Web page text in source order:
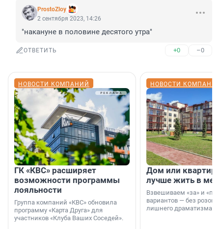
ProstoZloy
2 сентября 2023, 14:26
"накануне в половине десятого утра"
ОТВЕТИТЬ +0 –0
НОВОСТИ КОМПАНИЙ
ГК «КВС» расширяет
возможности программы
лояльности
Группа компаний «КВС» обновила
программу «Карта Друга» для
участников «Клуба Ваших Соседей».
НОВОСТИ
Дом или
лучше жить в
Взвешиваем «за» и
вариантов — без
лишнего драматизма.